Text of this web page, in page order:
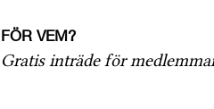
FÖR VEM?
Gratis inträde för